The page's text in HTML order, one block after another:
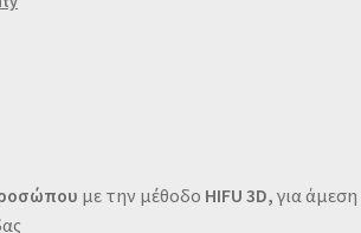
με την μέθοδο HIFU 3D, για άμεση